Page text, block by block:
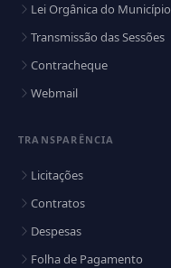
Lei Orgânica do Município
Transmissão das Sessões
Contracheque
Webmail
TRANSPARÊNCIA
Licitações
Contratos
Despesas
Folha de Pagamento